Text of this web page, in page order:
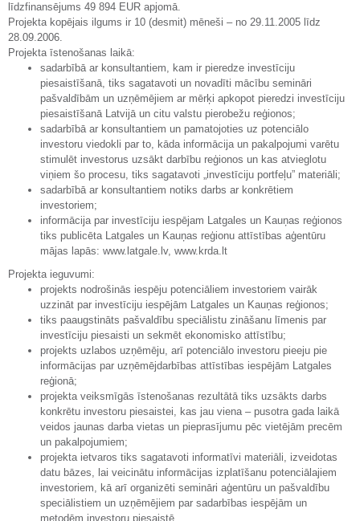
līdzfinansējums 49 894 EUR apjomā.
Projekta kopējais ilgums ir 10 (desmit) mēneši – no 29.11.2005 līdz
28.09.2006.
Projekta īstenošanas laikā:
sadarbībā ar konsultantiem, kam ir pieredze investīciju
piesaistīšanā, tiks sagatavoti un novadīti mācību semināri
pašvaldībām un uzņēmējiem ar mērķi apkopot pieredzi investīciju
piesaistīšanā Latvijā un citu valstu pierobežu reģionos;
sadarbībā ar konsultantiem un pamatojoties uz potenciālo
investoru viedokli par to, kāda informācija un pakalpojumi varētu
stimulēt investorus uzsākt darbību reģionos un kas atvieglotu
viņiem šo procesu, tiks sagatavoti „investīciju portfeļu” materiāli;
sadarbībā ar konsultantiem notiks darbs ar konkrētiem
investoriem;
informācija par investīciju iespējam Latgales un Kauņas reģionos
tiks publicēta Latgales un Kauņas reģionu attīstības aģentūru
mājas lapās: www.latgale.lv, www.krda.lt
Projekta ieguvumi:
projekts nodrošinās iespēju potenciāliem investoriem vairāk
uzzināt par investīciju iespējām Latgales un Kauņas reģionos;
tiks paaugstināts pašvaldību speciālistu zināšanu līmenis par
investīciju piesaisti un sekmēt ekonomisko attīstību;
projekts uzlabos uzņēmēju, arī potenciālo investoru pieeju pie
informācijas par uzņēmējdarbības attīstības iespējām Latgales
reģionā;
projekta veiksmīgās īstenošanas rezultātā tiks uzsākts darbs
konkrētu investoru piesaistei, kas jau viena – pusotra gada laikā
veidos jaunas darba vietas un pieprasījumu pēc vietējām precēm
un pakalpojumiem;
projekta ietvaros tiks sagatavoti informatīvi materiāli, izveidotas
datu bāzes, lai veicinātu informācijas izplatīšanu potenciālajiem
investoriem, kā arī organizēti semināri aģentūru un pašvaldību
speciālistiem un uzņēmējiem par sadarbības iespējām un
metodēm investoru piesaistē.